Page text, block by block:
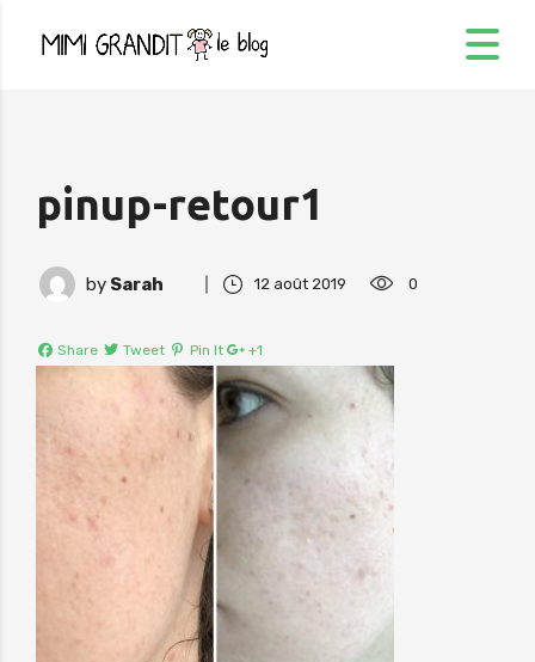
pinup-retour1
by Sarah 12 août 2019 0
Share Tweet Pin It +1